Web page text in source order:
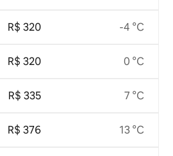
R$ 320
R$ 320
R$ 335
R$ 376
-4 °C
0 °C
7 °C
13 °C